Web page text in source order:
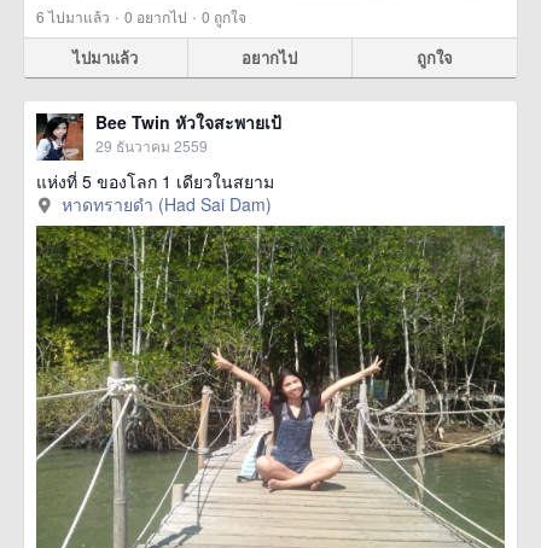
6ไปมาแล้ว · 0 อยากไป · 0 ถูกใจ
ไปมาแล้ว อยากไป ถูกใจ
Bee Twin หัวใจสะพายเป้
29 ธันวาคม 2559
แห่งที่ 5 ของโลก 1 เดียวในสยาม
หาดทรายดำ (Had Sai Dam)